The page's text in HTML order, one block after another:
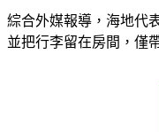
綜合外媒報導，海地代
並把行李留在房間，僅